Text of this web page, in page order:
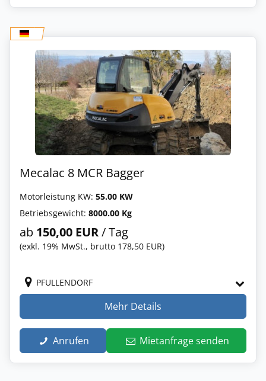
Mecalac 8 MCR Bagger
Motorleistung KW: 55.00 KW
Betriebsgewicht: 8000.00 Kg
ab 150,00 EUR/ Tag
(exkl. 19% MwSt., brutto 178,50 EUR)
PFULLENDORF
Mehr Details
Anrufen Mietanfrage senden